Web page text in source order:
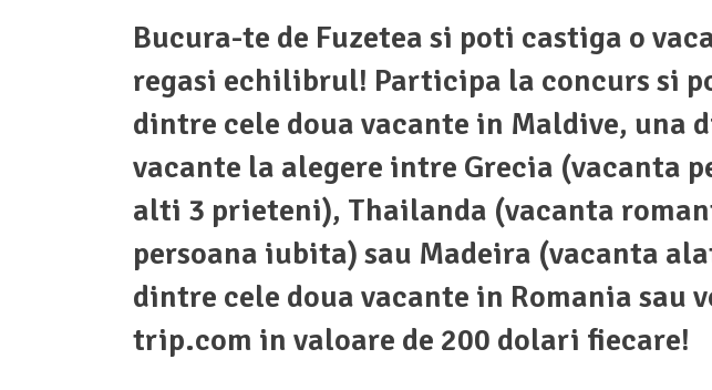
Bucura-te de Fuzetea si poti castiga o
regasi echilibrul! Participa la concurs si
dintre cele doua vacante in Maldive, una
vacante la alegere intre Grecia (vacanta
alti 3 prieteni), Thailanda (vacanta
persoana iubita) sau Madeira (vacanta
dintre cele doua vacante in Romania sau
trip.com in valoare de 200 dolari fiecare!